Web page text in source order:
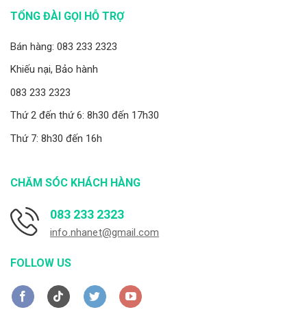
TỔNG ĐÀI GỌI HỖ TRỢ
Bán hàng: 083 233 2323
Khiếu nại, Bảo hành
083 233 2323
Thứ 2 đến thứ 6: 8h30 đến 17h30
Thứ 7: 8h30 đến 16h
CHĂM SÓC KHÁCH HÀNG
083 233 2323
info.nhanet@gmail.com
FOLLOW US